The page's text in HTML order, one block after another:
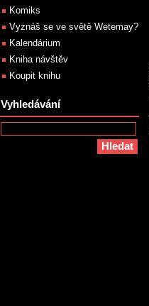
Komiks
Vyznáš se ve světě Wetemay?
Kalendárium
Kniha návštěv
Koupit knihu
Vyhledávání